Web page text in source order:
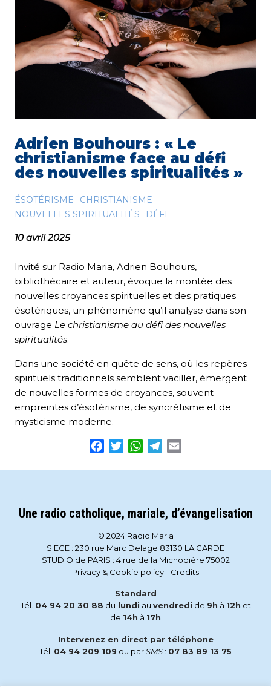
Adrien Bouhours : « Le
christianisme face au défi
des nouvelles spiritualités »
ÉSOTÉRISME
CHRISTIANISME
NOUVELLES SPIRITUALITÉS
DÉFI
10 avril 2025
Invité sur Radio Maria, Adrien Bouhours,
bibliothécaire et auteur, évoque la montée des
nouvelles croyances spirituelles et des pratiques
ésotériques, un phénomène qu’il analyse dans son
ouvrage Le christianisme au défi des nouvelles
spiritualités.
Dans une société en quête de sens, où les repères
spirituels traditionnels semblent vaciller, émergent
de nouvelles formes de croyances, souvent
empreintes d’ésotérisme, de syncrétisme et de
mysticisme moderne.
Facebook
TwitterWhatsApp
Telegram
Une radio catholique, mariale, d’évangelisation
© 2024 Radio Maria
SIEGE : 230 rue Marc Delage 83130 LA GARDE
STUDIO de PARIS : 4 rue de la Michodière 75002
Privacy & Cookie policy- Credits
Standard
Tél. 04 94 20 30 88 du lundi au vendredi de 9h à 12h et
de 14h à 17h
Intervenez en direct par téléphone
Tél. 04 94 209 109 ou parSMS : 07 83 89 13 75